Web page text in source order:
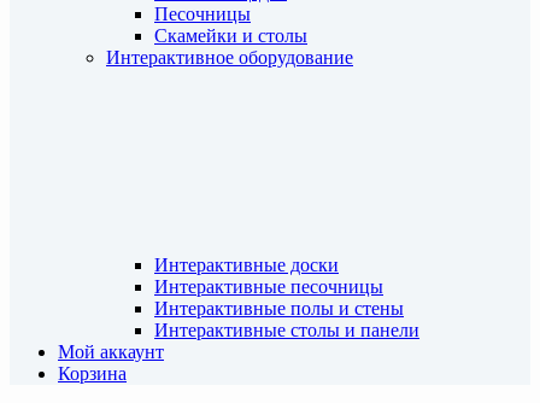
Песочницы
Скамейки и столы
Интерактивное оборудование
Интерактивные доски
Интерактивные песочницы
Интерактивные полы и стены
Интерактивные столы и панели
Мой аккаунт
Корзина